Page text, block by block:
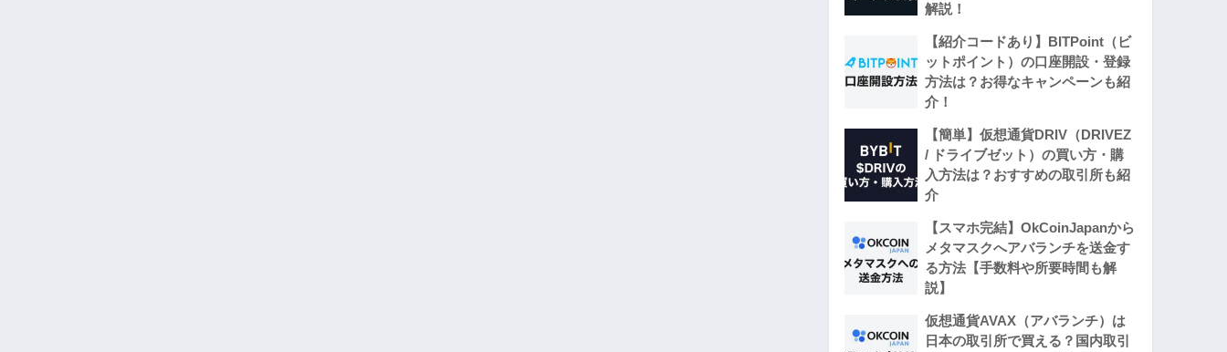
解説！
【紹介コードあり】BITPoint（ビ
ットポイント）の口座開設・登録
方法は？お得なキャンペーンも紹
介！
【簡単】仮想通貨DRIV（DRIVEZ
/ ドライブゼット）の買い方・購
入方法は？おすすめの取引所も紹
介
【スマホ完結】OkCoinJapanから
メタマスクへアバランチを送金す
る方法【手数料や所要時間も解
説】
仮想通貨AVAX（アバランチ）は
日本の取引所で買える？国内取引